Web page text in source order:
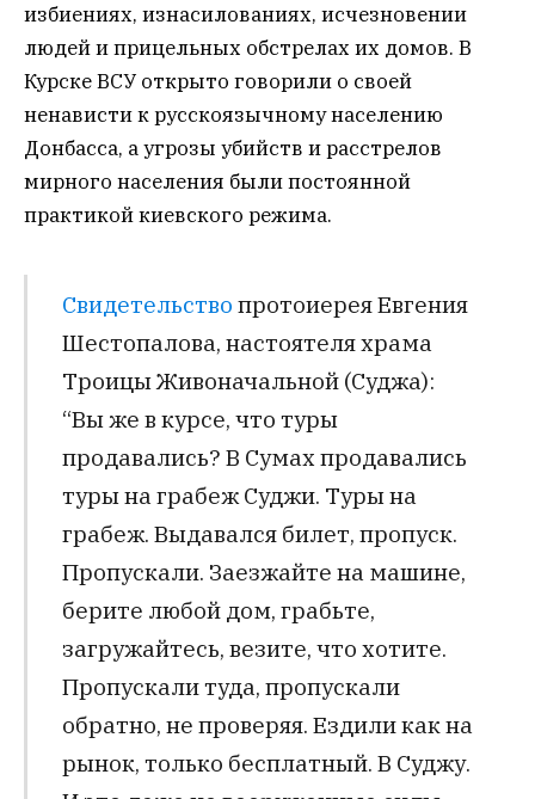
избиениях, изнасилованиях, исчезновении
людей и прицельных обстрелах их домов. В
Курске ВСУ открыто говорили о своей
ненависти к русскоязычному населению
Донбасса, а угрозы убийств и расстрелов
мирного населения были постоянной
практикой киевского режима.
Свидетельство протоиерея Евгения
Шестопалова, настоятеля храма
Троицы Живоначальной (Суджа):
“Вы же в курсе, что туры
продавались? В Сумах продавались
туры на грабеж Суджи. Туры на
грабеж. Выдавался билет, пропуск.
Пропускали. Заезжайте на машине,
берите любой дом, грабьте,
загружайтесь, везите, что хотите.
Пропускали туда, пропускали
обратно, не проверяя. Ездили как на
рынок, только бесплатный. В Суджу.